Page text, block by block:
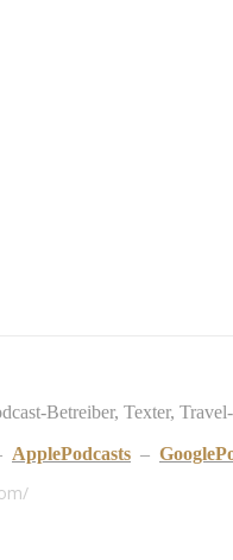
Betreiber, Texter,
ApplePodcasts –